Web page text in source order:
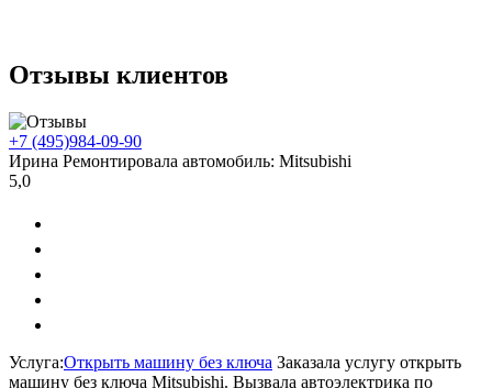
Отзывы клиентов
+7 (495)984-09-90
Ирина Ремонтировала автомобиль: Mitsubishi
5,0
Услуга:Открыть машину без ключа Заказала услугу открыть
машину без ключа Mitsubishi. Вызвала автоэлектрика по